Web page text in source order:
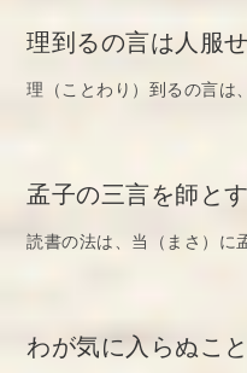
理到るの言は人服
理（ことわり）到るの言は
孟子の三言を師と
読書の法は、当（まさ）に
わが気に入らぬこ